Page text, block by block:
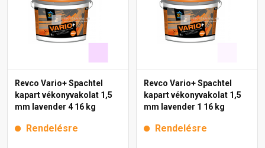
Revco Vario+ Spachtel
kapart vékonyvakolat 1,5
mm lavender 4 16 kg
Rendelésre
Revco Vario+ Spachtel
kapart vékonyvakolat 1,5
mm lavender 1 16 kg
Rendelésre